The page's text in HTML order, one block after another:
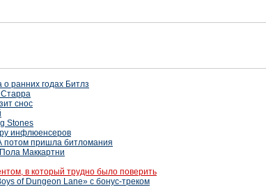
ранних годах Битлз
Старра
снос
Stones
инфлюенсеров
потом пришла битломания
Маккартни
в который трудно было поверить
of Dungeon Lane» с бонус-треком